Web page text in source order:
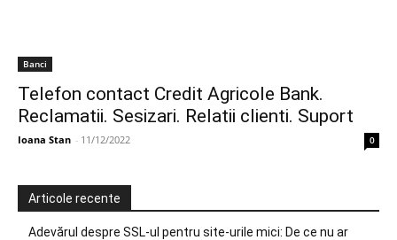
Banci
Telefon contact Credit Agricole Bank.
Reclamatii. Sesizari. Relatii clienti. Suport
Ioana Stan - 11/12/2022 0
Articole recente
Adevărul despre SSL-ul pentru site-urile mici: De ce nu ar